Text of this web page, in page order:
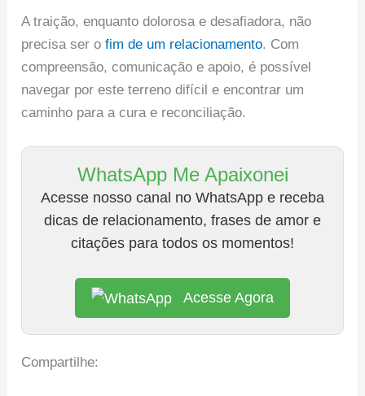
A traição, enquanto dolorosa e desafiadora, não
precisa ser ofim de um relacionamento. Com
compreensão, comunicação e apoio, é possível
navegar por este terreno difícil e encontrar um
caminho para a cura e reconciliação.
WhatsApp Me Apaixonei
Acesse nosso canal no WhatsApp e receba
dicas de relacionamento, frases de amor e
citações para todos os momentos!
Acesse Agora
Compartilhe: